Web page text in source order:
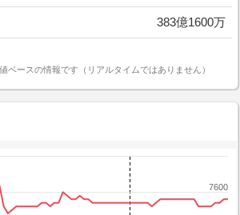
383億1600万
ベースの情報です（リアルタイムではありません）
7600